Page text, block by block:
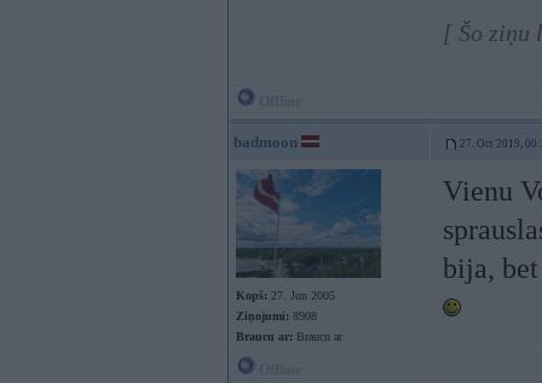
[ Šo ziņu
badmoon 27. Oct 2019,
Kopš: 27. Jun 2005
Ziņojumi: 8908
Braucu ar: Braucu ar
Vienu
bija,